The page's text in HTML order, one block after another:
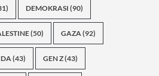
DEMOKRASI (90)
(50) GAZA(92)
(43) GEN Z(43)